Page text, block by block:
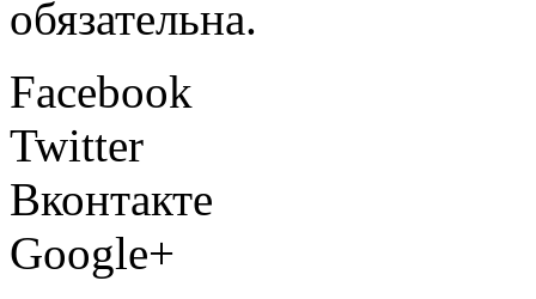
обязательна.
Facebook
Twitter
Вконтакте
Google+